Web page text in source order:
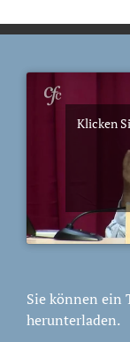
Klicken
Sie können ein
herunterladen.